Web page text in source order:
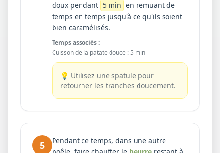
doux pendant 5 min en remuant de
temps en temps jusqu'à ce qu'ils soient
bien caramélisés.
Temps associés :
Cuisson de la patate douce : 5 min
💡 Utilisez une spatule pour
retourner les tranches doucement.
5
Pendant ce temps, dans une autre